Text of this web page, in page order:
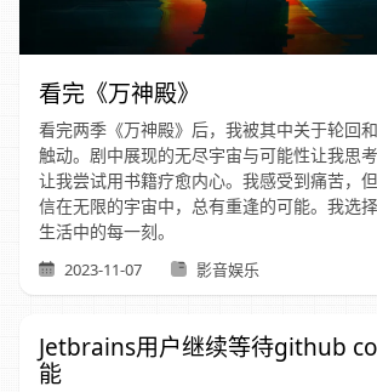
看完《万神殿》
看完两季《万神殿》后，我被其中关于轮回
触动。剧中展现的无尽宇宙与可能性让我思
让我尝试用书籍疗愈内心。我感受到痛苦，
信在无限的宇宙中，总有重逢的可能。我选
生活中的每一刻。
2023-11-07 影音娱乐
Jetbrains用户继续等待github
能